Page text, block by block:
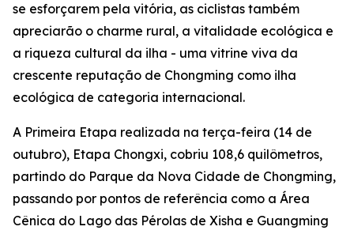
se esforçarem pela vitória, as ciclistas também
apreciarão o charme rural, a vitalidade ecológica e
a riqueza cultural da ilha - uma vitrine viva da
crescente reputação de Chongming como ilha
ecológica de categoria internacional.
A Primeira Etapa realizada na terça-feira (14 de
outubro), Etapa Chongxi, cobriu 108,6 quilômetros,
partindo do Parque da Nova Cidade de Chongming,
passando por pontos de referência como a Área
Cênica do Lago das Pérolas de Xisha e Guangming